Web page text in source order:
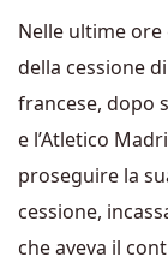
Nelle ultime ore
della cessione di
francese, dopo
e l’Atletico
proseguire la
cessione,
che aveva il